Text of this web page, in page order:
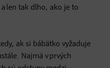
len tak dlho, ako je to
ak si bábätko vyžaduje
Najmä v prvých